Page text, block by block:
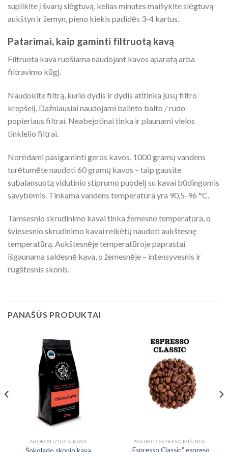
supilkite į švarų slėgtuvą, kelias minutes maišykite slėgtuvą
aukštyn ir žemyn, pieno kiekis padidės 3-4 kartus.
Patarimai, kaip gaminti filtruotą kavą
Filtruota kava ruošiama naudojant kavos aparatą arba
filtravimo kūgį.
Naudokite filtrą, kurio dydis ir dydis atitinka jūsų filtro
krepšelį. Dažniausiai naudojami balinto balto / rudo
popieriaus filtrai. Neabejotinai tinka ir plaunami vielos
tinklelio filtrai.
Norėdami pasigaminti geros kavos, 1000 gramų vandens
turėtumėte naudoti 60 gramų kavos – taip gausite
subalansuotą vidutinio stiprumo puodelį su kavai būdingomis
savybėmis. Tinkama vandens temperatūra yra 90,5-96 °C.
Tamsesnio skrudinimo kavai tinka žemesnė temperatūra, o
šviesesnio skrudinimo kavai reikėtų naudoti aukštesnę
temperatūrą. Aukštesnėje temperatūroje paprastai
išgaunama saldesnė kava, o žemesnėje – intensyvesnis ir
rūgštesnis skonis.
PANAŠŪS PRODUKTAI
AROMATIZUOTA KAVA
Šokolado skonio kava
AGURKŲ ESPRESO MIŠINIAI
„Espresso Classic” espreso